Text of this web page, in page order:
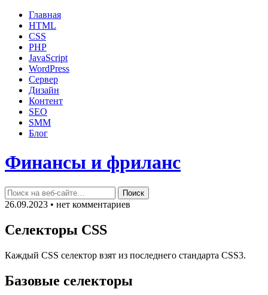
Главная
HTML
CSS
PHP
JavaScript
WordPress
Сервер
Дизайн
Контент
SEO
SMM
Блог
Финансы и фриланс
26.09.2023 • нет комментариев
Селекторы CSS
Каждый CSS селектор взят из последнего стандарта CSS3.
Базовые селекторы